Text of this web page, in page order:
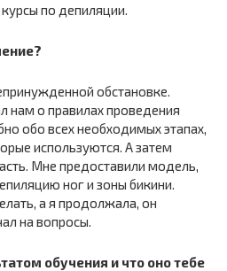
по депиляции.
обстановке.
нам о правилах проведения
обо всех необходимых этапах,
используются. А затем
Мне предоставили модель,
ног и зоны бикини.
а я продолжала, он
на вопросы.
обучения и что оно тебе